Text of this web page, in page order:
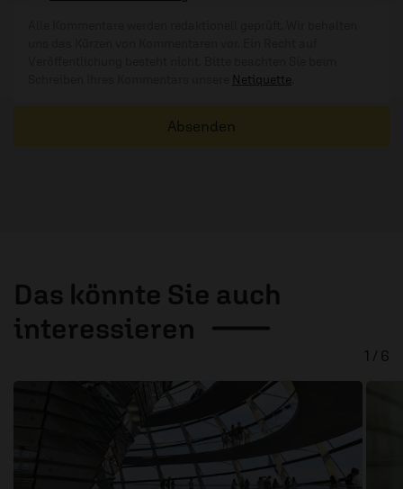
Netiquette
Absenden
Das könnte Sie auch
interessieren
1 / 6